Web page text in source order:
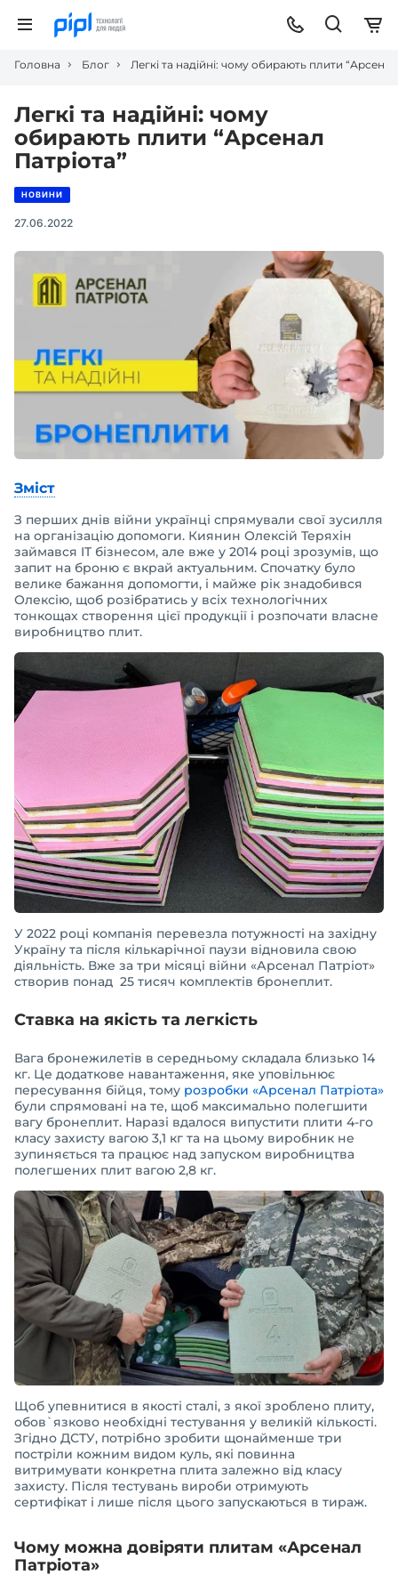
Головна Блог Легкі та надійні: чому обирають плити
Легкі та надійні: чому
обирають плити “Арсенал
Патріота”
НОВИНИ
27.06.2022
Зміст
З перших днів війни українці спрямували свої зусилля
на організацію допомоги. Киянин Олексій Теряхін
займався IT бізнесом, але вже у 2014 році зрозумів, що
запит на броню є вкрай актуальним. Спочатку було
велике бажання допомогти, і майже рік знадобився
Олексію, щоб розібратись у всіх технологічних
тонкощах створення цієї продукції і розпочати власне
виробництво плит.
У 2022 році компанія перевезла потужності на західну
Україну та після кількарічної паузи відновила свою
діяльність. Вже за три місяці війни «Арсенал Патріот»
створив понад 25 тисяч комплектів бронеплит.
Ставка на якість та легкість
Вага бронежилетів в середньому складала близько 14
кг. Це додаткове навантаження, яке уповільнює
пересування бійця, тому розробки «Арсенал Патріота»
були спрямовані на те, щоб максимально полегшити
вагу бронеплит. Наразі вдалося випустити плити 4-го
класу захисту вагою 3,1 кг та на цьому виробник не
зупиняється та працює над запуском виробництва
полегшених плит вагою 2,8 кг.
Щоб упевнитися в якості сталі, з якої зроблено плиту,
обов`язково необхідні тестування у великій кількості.
Згідно ДСТУ, потрібно зробити щонайменше три
постріли кожним видом куль, які повинна
витримувати конкретна плита залежно від класу
захисту. Після тестувань вироби отримують
сертифікат і лише після цього запускаються в тираж.
Чому можна довіряти плитам «Арсенал
Патріота»